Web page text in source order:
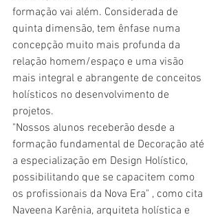
formação vai além. Considerada de
quinta dimensão, tem ênfase numa
concepção muito mais profunda da
relação homem/espaço e uma visão
mais integral e abrangente de conceitos
holísticos no desenvolvimento de
projetos.
"Nossos alunos receberão desde a
formação fundamental de Decoração até
a especialização em Design Holístico,
possibilitando que se capacitem como
os profissionais da Nova Era" , como cita
Naveena Karênia, arquiteta holística e